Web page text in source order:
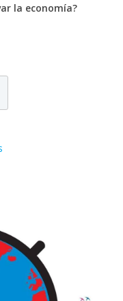
la economía?